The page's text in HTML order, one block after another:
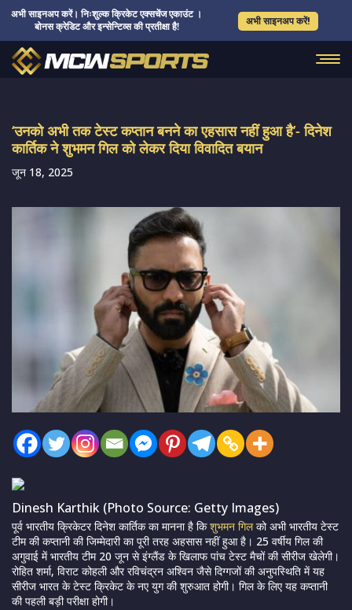
अभी साइनअप करें। निःशुल्क क्रिकेट एक्सचेंज एकाउंट ।
बोनस क्रेडिट और इन्सेन्टिव्स की प्रतीक्षा है!
अभी साइनअप करें!
‘उनको अभी तक टेस्ट कप्तान बनने का एहसास नहीं हुआ है’- दिनेश
कार्तिक ने शुभमन गिल को लेकर दिया विवादित बयान
जून 18, 2025
Dinesh Karthik (Photo Source: Getty Images)
पूर्व भारतीय क्रिकेटर दिनेश कार्तिक का मानना है किशुभमन गिलको अभी भारतीय टेस्ट
टीम की कप्तानी की जिम्मेदारी का पूरी तरह अहसास नहीं हुआ है। 25 वर्षीय गिल की
अगुवाई में भारतीय टीम 20 जून से इंग्लैंड के खिलाफ पांच टेस्ट मैचों की सीरीज खेलेगी।
रोहित शर्मा, विराट कोहली और रविचंद्रन अश्विन जैसे दिग्गजों की अनुपस्थिति में यह
सीरीज भारत के टेस्ट क्रिकेट के नए युग की शुरुआत होगी। गिल के लिए यह कप्तानी
की पहली बड़ी परीक्षा होगी।